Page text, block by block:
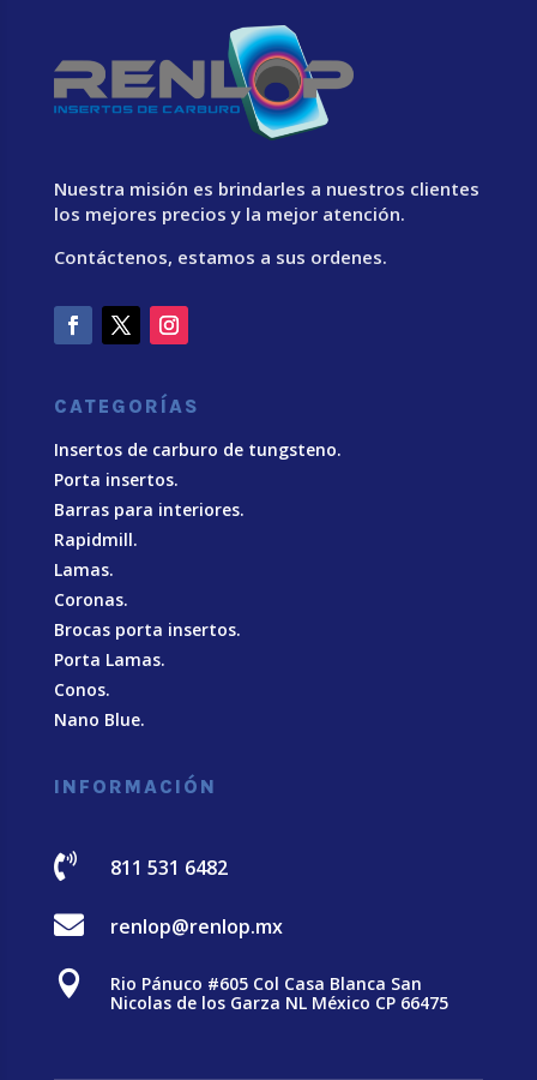
Nuestra misión es brindarles a nuestros clientes
los mejores precios y la mejor atención.
Contáctenos, estamos a sus ordenes.
CATEGORÍAS
Insertos de carburo de tungsteno.
Porta insertos.
Barras para interiores.
Rapidmill.
Lamas.
Coronas.
Brocas porta insertos.
Porta Lamas.
Conos.
Nano Blue.
INFORMACIÓN
 811 531 6482
 renlop@renlop.mx

Rio Pánuco #605 Col Casa Blanca San
Nicolas de los Garza NL México CP 66475